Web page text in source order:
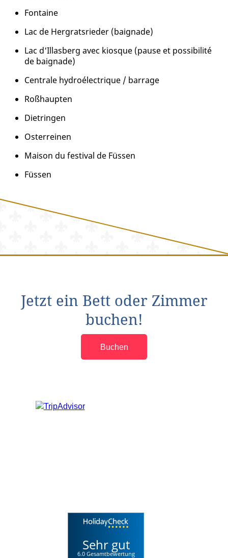
Fontaine
Lac de Hergratsrieder (baignade)
Lac d'Illasberg avec kiosque (pause et possibilité
de baignade)
Centrale hydroélectrique / barrage
Roßhaupten
Dietringen
Osterreinen
Maison du festival de Füssen
Füssen
Jetzt ein Bett oder Zimmer
buchen!
Buchen
Sehr gut
6.0 Gesamtbewertung